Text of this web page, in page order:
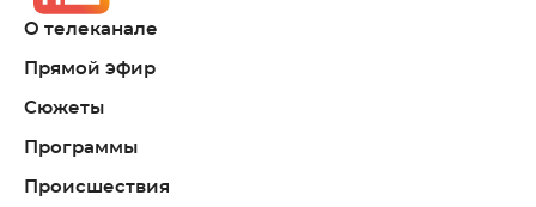
О телеканале
Прямой эфир
Сюжеты
Программы
Происшествия